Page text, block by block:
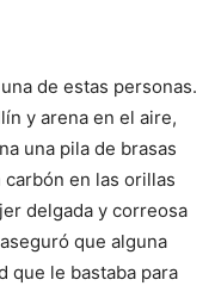
de estas personas.
y arena en el aire,
una pila de brasas
en las orillas
delgada y correosa
que alguna
que le bastaba para